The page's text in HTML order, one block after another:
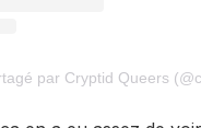
par Cryptid Queers